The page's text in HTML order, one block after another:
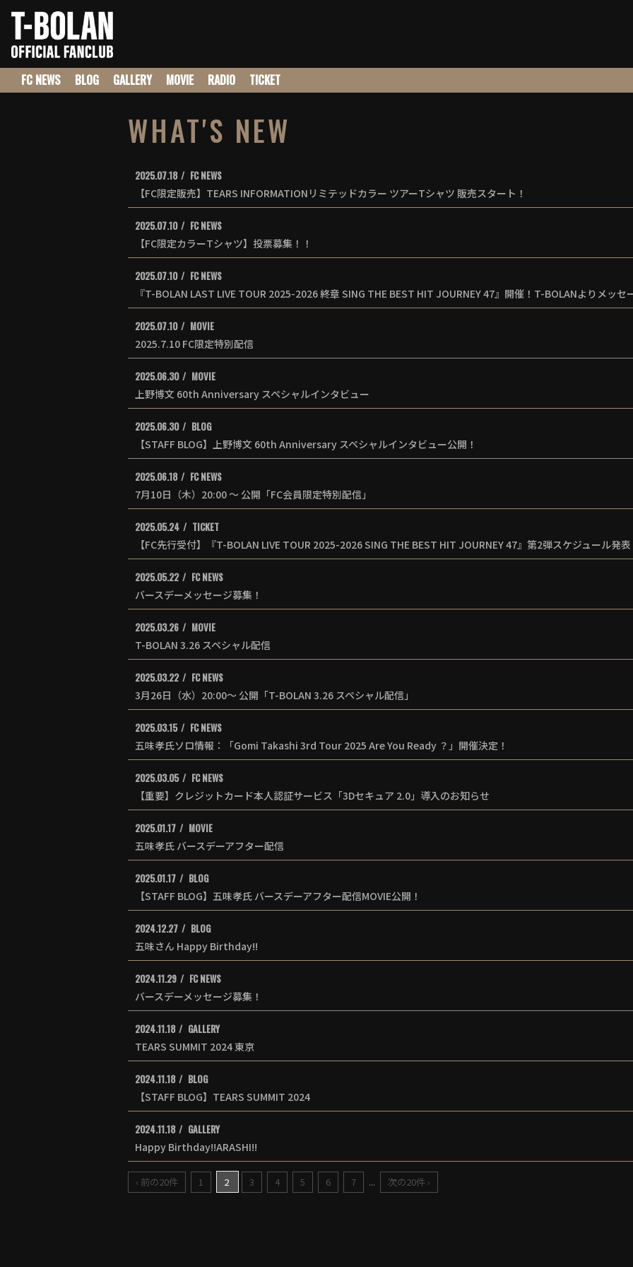
FC NEWS BLOG GALLERY MOVIE RADIO TICKET
WHAT'S NEW
2025.07.18
FC NEWS
【FC限定販売】TEARS INFORMATIONリミテッドカラー ツアーTシャツ 販売スタート！
2025.07.10
FC NEWS
【FC限定カラーTシャツ】投票募集！！
2025.07.10
FC NEWS
『T-BOLAN LAST LIVE TOUR 2025-2026 終章 SING THE BEST HIT JOURNEY 47』開催！T-BOLANよりメッセ
2025.07.10
MOVIE
2025.7.10 FC限定特別配信
2025.06.30
MOVIE
上野博文 60th Anniversary スペシャルインタビュー
2025.06.30
BLOG
【STAFF BLOG】上野博文 60th Anniversary スペシャルインタビュー公開！
2025.06.18
FC NEWS
7月10日（木）20:00 ～ 公開「FC会員限定特別配信」
2025.05.24
TICKET
【FC先行受付】『T-BOLAN LIVE TOUR 2025-2026 SING THE BEST HIT JOURNEY 47』第2弾スケジュール発
2025.05.22
FC NEWS
バースデーメッセージ募集！
2025.03.26
MOVIE
T-BOLAN 3.26 スペシャル配信
2025.03.22
FC NEWS
3月26日（水）20:00～ 公開「T-BOLAN 3.26 スペシャル配信」
2025.03.15
FC NEWS
五味孝氏ソロ情報：「Gomi Takashi 3rd Tour 2025 Are You Ready ？」開催決定！
2025.03.05
FC NEWS
【重要】クレジットカード本人認証サービス「3Dセキュア 2.0」導入のお知らせ
2025.01.17
MOVIE
五味孝氏 バースデーアフター配信
2025.01.17
BLOG
【STAFF BLOG】五味孝氏 バースデーアフター配信MOVIE公開！
2024.12.27
BLOG
五味さん Happy Birthday!!
2024.11.29
FC NEWS
バースデーメッセージ募集！
2024.11.18
GALLERY
TEARS SUMMIT 2024 東京
2024.11.18
BLOG
【STAFF BLOG】TEARS SUMMIT 2024
2024.11.18
GALLERY
Happy Birthday!!ARASHI!!
‹ 前の20件 1 2 3 4 5 6 7 ... 次の20件 ›